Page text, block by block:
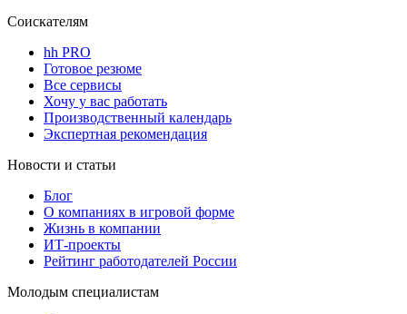
Соискателям
hh PRO
Готовое резюме
Все сервисы
Хочу у вас работать
Производственный календарь
Экспертная рекомендация
Новости и статьи
Блог
О компаниях в игровой форме
Жизнь в компании
ИТ-проекты
Рейтинг работодателей России
Молодым специалистам